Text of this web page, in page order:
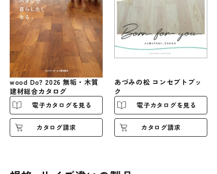
wood Do? 2026 無垢・木質
建材総合カタログ
電子カタログを見る
カタログ請求
あづみの松 コンセプトブッ
ク
電子カタログを見る
カタログ請求